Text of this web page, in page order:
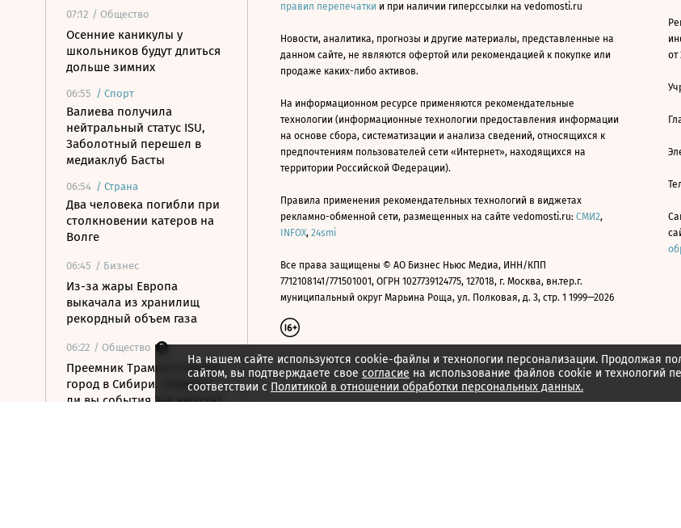
07:12 / Общество
Осенние каникулы у
школьников будут длиться
дольше зимних
06:55 / Спорт
Валиева получила
нейтральный статус ISU,
Заболотный перешел в
медиаклуб Басты
06:54 / Страна
Два человека погибли при
столкновении катеров на
Волге
06:45 / Бизнес
Из-за жары Европа
выкачала из хранилищ
рекордный объем газа
06:22 / Общество
Преемник Трампа и новый
город в Сибири. Помните
ли вы события 3–8 августа?
На нашем сайте используются cookie-файлы и технологии персонализации. Продолжая
сайтом, вы подтверждаете свое согласие на использование файлов cookie и технологий
соответствии с Политикой в отношении обработки персональных данных.
правил перепечатки и при наличии гиперссылки на vedomosti.ru
Новости, аналитика, прогнозы и другие материалы, представленные на
данном сайте, не являются офертой или рекомендацией к покупке или
продаже каких-либо активов.
На информационном ресурсе применяются рекомендательные
технологии (информационные технологии предоставления информации
на основе сбора, систематизации и анализа сведений, относящихся к
предпочтениям пользователей сети «Интернет», находящихся на
территории Российской Федерации).
Правила применения рекомендательных технологий в виджетах
рекламно-обменной сети, размещенных на сайте vedomosti.ru: СМИ2,
INFOX, 24smi
Все права защищены © АО Бизнес Ньюс Медиа, ИНН/КПП
7712108141/771501001, ОГРН 1027739124775, 127018, г. Москва, вн.тер.г.
муниципальный округ Марьина Роща, ул. Полковая, д. 3, стр. 1 1999—2026
от